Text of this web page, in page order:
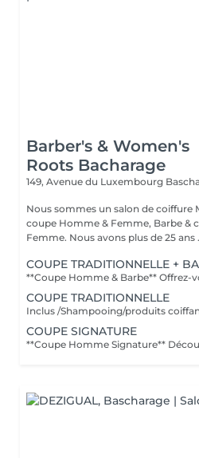
Barber's & Women's
Roots Bacharage
149, Avenue du Luxembourg
Nous sommes un salon de coiffure
coupe Homme & Femme, Barbe &
Femme. Nous avons plus de 25 ans
COUPE TRADITIONNELLE +
COUPE TRADITIONNELLE
Inclus /Shampooing/produits
COUPE SIGNATURE